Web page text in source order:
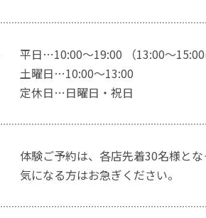
平日…10:00～19:00 （13:00～15:00
土曜日…10:00～13:00
定休日…日曜日・祝日
体験ご予約は、各店先着30名様とな
気になる方はお急ぎください。